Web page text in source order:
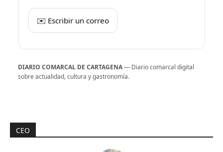
✉️ Escribir un correo
DIARIO COMARCAL DE CARTAGENA— Diario comarcal digital
sobre actualidad, cultura y gastronomía.
CEO